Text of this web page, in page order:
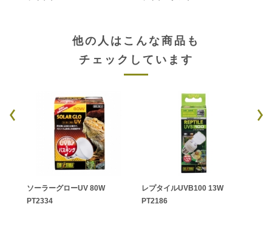
他の人はこんな商品も
チェックしています
ソーラーグローUV 80W
PT2334
レプタイルUVB100 13W
PT2186